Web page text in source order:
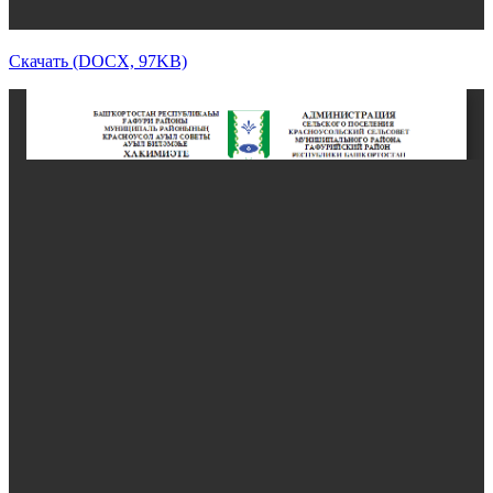
Скачать (DOCX, 97KB)